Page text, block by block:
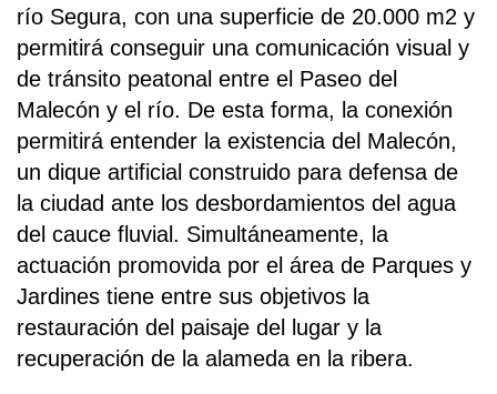
río Segura, con una superficie de 20.000 m2 y
permitirá conseguir una comunicación visual y
de tránsito peatonal entre el Paseo del
Malecón y el río. De esta forma, la conexión
permitirá entender la existencia del Malecón,
un dique artificial construido para defensa de
la ciudad ante los desbordamientos del agua
del cauce fluvial. Simultáneamente, la
actuación promovida por el área de Parques y
Jardines tiene entre sus objetivos la
restauración del paisaje del lugar y la
recuperación de la alameda en la ribera.